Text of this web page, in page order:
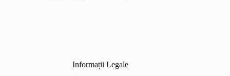
Informații Legale